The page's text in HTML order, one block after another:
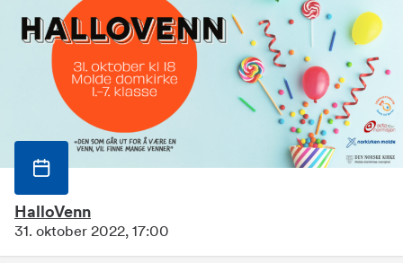
HalloVenn
31. oktober 2022, 17:00